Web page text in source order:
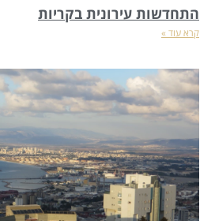
התחדשות עירונית בקריות
קרא עוד »